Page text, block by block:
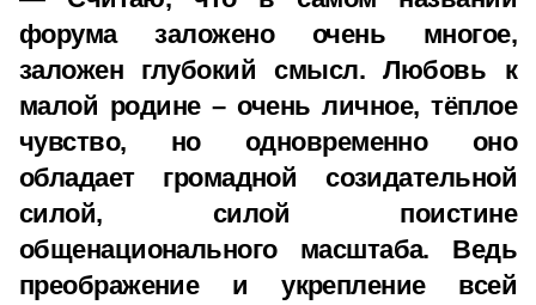
форума заложено очень многое,
заложен глубокий смысл. Любовь к
малой родине – очень личное, тёплое
чувство, но одновременно оно
обладает громадной созидательной
силой, силой поистине
общенационального масштаба. Ведь
преображение и укрепление всей